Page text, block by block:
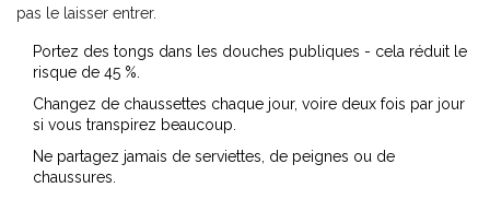
pas le laisser entrer.
Portez des tongs dans les douches publiques - cela réduit le
risque de 45 %.
Changez de chaussettes chaque jour, voire deux fois par jour
si vous transpirez beaucoup.
Ne partagez jamais de serviettes, de peignes ou de
chaussures.